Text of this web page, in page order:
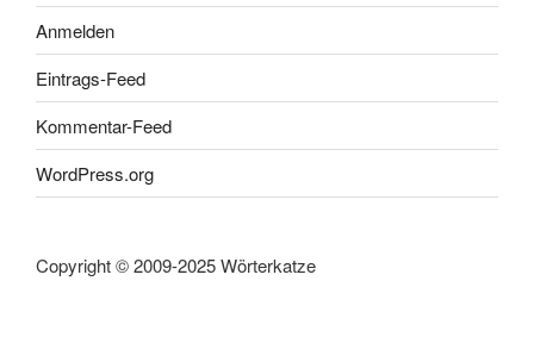
Anmelden
Eintrags-Feed
Kommentar-Feed
WordPress.org
Copyright © 2009-2025 Wörterkatze